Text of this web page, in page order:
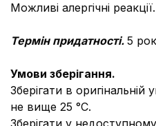
Можливі алергічні реакції.
Термін придатності. 5
Умови зберігання.
Зберігати в оригінальній
не вище 25 °С.
Зберігати у недоступному